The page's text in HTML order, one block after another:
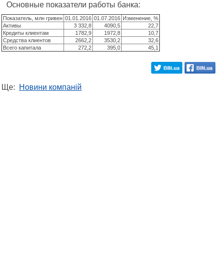
Основные показатели работы банка:
Показатель, млн гривен 01.01.2016 01.07.2016 Изменение, %
Активы
3 332,8 4090,5
22,7
Кредиты клиентам
1782,9 1972,8
10,7
Средства клиентов
2662,2 3530,2
32,6
Всего капитала
272,2 395,0 45,1
Ще: Новини компаній